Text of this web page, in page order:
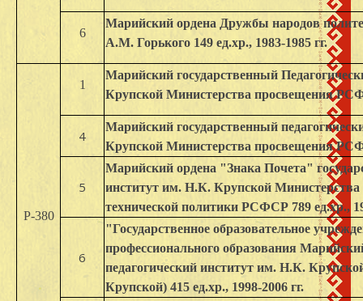
6
Марийский ордена Дружбы народов
А.М. Горького 149 ед.хр., 1983-1985 гг.
Р-380
1
Марийский государственный
Крупской Министерства просвещения
4
Марийский государственный
Крупской Министерства просвещения
5
Марийский ордена "Знака Почета"
институт им. Н.К. Крупской
технической политики РСФСР 789 ед.хр.,
6
"Государственное образовательное
профессионального образования
педагогический институт им. Н.К.
Крупской) 415 ед.хр., 1998-2006 гг.